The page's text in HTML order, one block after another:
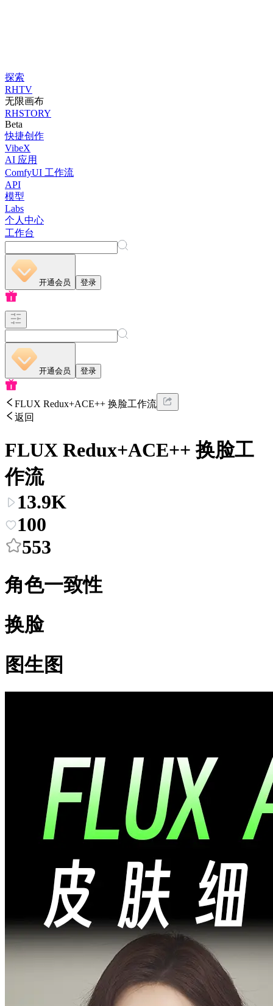
探索
RHTV
无限画布
RHSTORY
Beta
快捷创作
VibeX
AI 应用
ComfyUI 工作流
API
模型
Labs
个人中心
工作台
开通会员 登录
开通会员 登录
FLUX Redux+ACE++ 换脸工作流
返回
FLUX Redux+ACE++ 换脸工
作流
13.9K
100
553
角色一致性
换脸
图生图